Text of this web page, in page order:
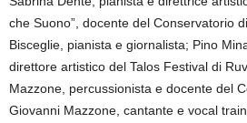
che Suono”, docente del Conservatorio
Bisceglie, pianista e giornalista; Pino
direttore artistico del Talos Festival di
Mazzone, percussionista e docente del
Giovanni Mazzone, cantante e vocal